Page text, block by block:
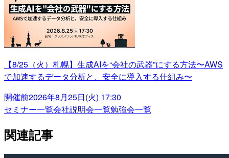
【8/25（火）札幌】生成AIを“会社の武器”にする方法〜AWS
で加速するデータ分析と、安全に導入する仕組み〜
開催前2026年8月25日(火) 17:30
セミナー一覧会社説明会一覧勉強会一覧
関連記事